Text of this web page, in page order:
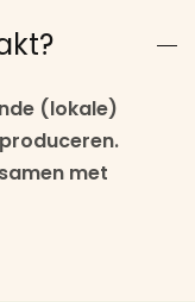
(lokale)
met